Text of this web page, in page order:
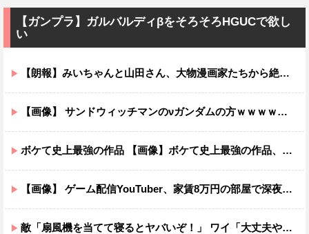
【ガンプラ】ガルバルディβをそろそろHGUCで欲し
い
【朗報】みいちゃんと山田さん、大物漫画家たちから絶賛されるｗｗｗｗ
【画像】 サンドウィッチマンのνガンダムの方ｗｗｗｗｗｗｗｗｗｗｗ
ボケて史上最強の作品 【画像】ボケて史上最強の作品、ついに決まるｗｗｗｗｗｗｗｗ
【画像】 ゲーム配信YouTuber、家賃8万円の部屋で深夜配信→管理会社から厳重注意されてお気持ち表明
敵「扇風機を当てて寝るとヤバいぞ！」 ワイ「大丈夫やろｗｗｗ」扇風機ポチー